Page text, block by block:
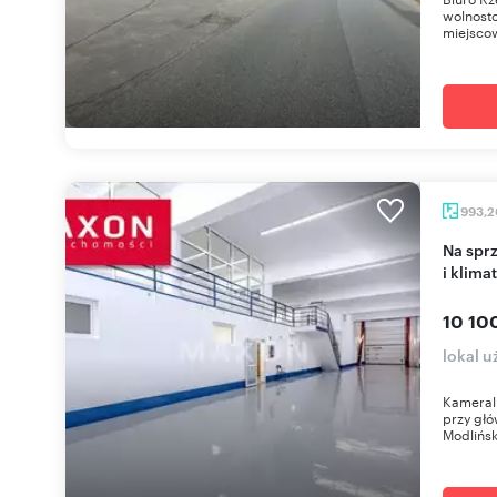
Na sprzedaż magazyn i biura 993 m² z parkingiem
i
10
lokal
przy